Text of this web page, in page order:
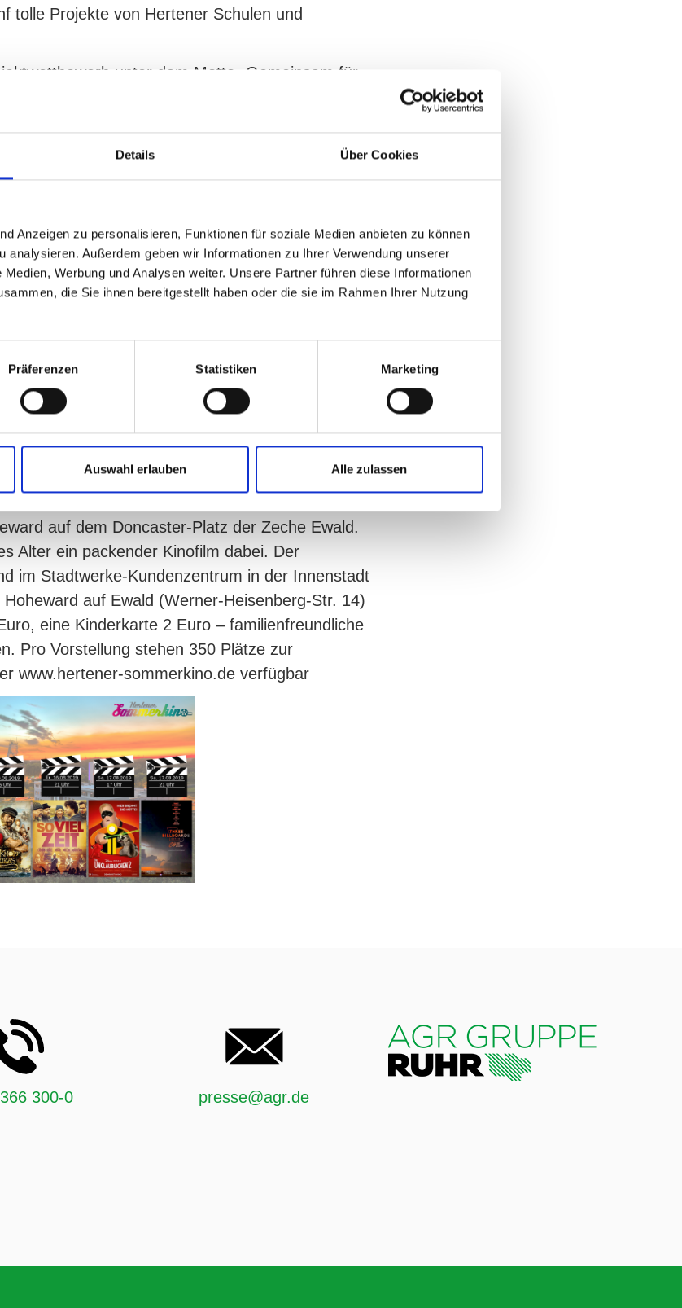
Details Über Cookies
Anzeigen zu personalisieren, Funktionen für soziale Medien anbieten zu können
analysieren. Außerdem geben wir Informationen zu Ihrer Verwendung unserer
Werbung und Analysen weiter. Unsere Partner führen diese Informationen
die Sie ihnen bereitgestellt haben oder die sie im Rahmen Ihrer Nutzung
Präferenzen Statistiken Marketing
Auswahl erlauben Alle zulassen
tolle Projekte von Hertener Schulen und
unter dem Motto „Gemeinsam für
Institutionen, Schulen und Kindergärten
zu bewerben. Insgesamt wurden 25
ins Internet-Voting, fünf Projekte haben jetzt
präsentiert:
Bienen
Theater- und Rollenspiel-Raum
verbindet
sicher. Über dessen genaue Höhe
Besucher in die fünf Kinofilme kommen, umso
werden können. Per Zuschauervoting
Stimmen ein Projekt verbuchen kann, umso
2019“ läuft dieses Jahr vom 14. bis 17. August
auf dem Doncaster-Platz der Zeche Ewald.
Alter ein packender Kinofilm dabei. Der
im Stadtwerke-Kundenzentrum in der Innenstadt
auf Ewald (Werner-Heisenberg-Str. 14)
eine Kinderkarte 2 Euro – familienfreundliche
Pro Vorstellung stehen 350 Plätze zur
www.hertener-sommerkino.de verfügbar
300-0 presse@agr.de